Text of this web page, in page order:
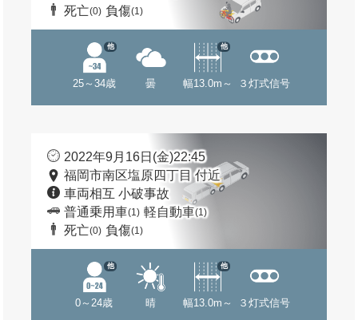
死亡(0) 負傷(1)
25～34歳
他
曇 幅13.0m～
他
３灯式信号
2022年9月16日(金)22:45
福岡市南区塩原四丁目 付近
車両相互 小破事故
普通乗用車(1) 軽自動車(1)
死亡(0) 負傷(1)
0～24歳
他
晴 幅13.0m～
他
３灯式信号